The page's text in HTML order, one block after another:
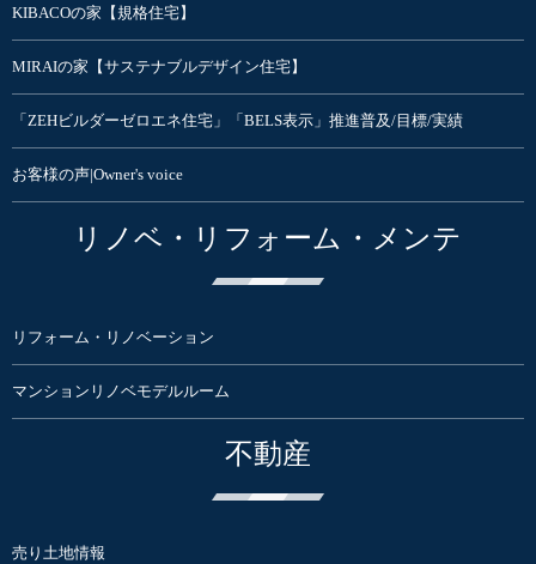
KIBACOの家【規格住宅】
MIRAIの家【サステナブルデザイン住宅】
「ZEHビルダーゼロエネ住宅」「BELS表示」推進普及/目標/実績
お客様の声|Owner's voice
リノベ・リフォーム・メンテ
リフォーム・リノベーション
マンションリノベモデルルーム
不動産
売り土地情報